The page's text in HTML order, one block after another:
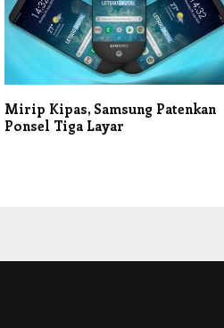
Mirip Kipas, Samsung Patenkan
Ponsel Tiga Layar